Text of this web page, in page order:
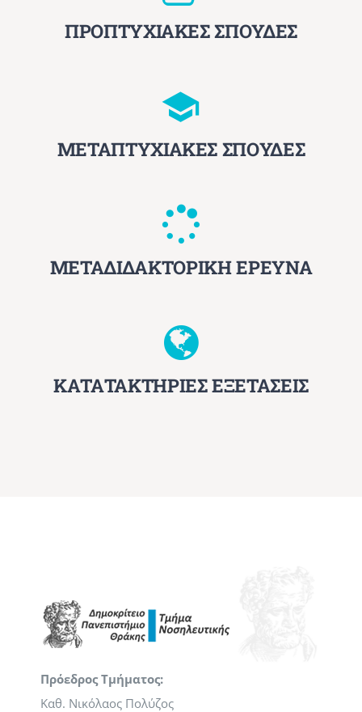
ΠΡΟΠΤΥΧΙΑΚΕΣ ΣΠΟΥΔΕΣ
ΜΕΤΑΠΤΥΧΙΑΚΕΣ ΣΠΟΥΔΕΣ
ΜΕΤΑΔΙΔΑΚΤΟΡΙΚΗ ΕΡΕΥΝΑ
ΚΑΤΑΤΑΚΤΗΡΙΕΣ ΕΞΕΤΑΣΕΙΣ
Πρόεδρος Τμήματος:
Καθ. Νικόλαος Πολύζος